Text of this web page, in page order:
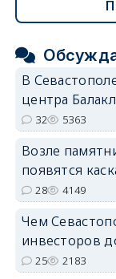
В
центра
32 5363
Возле
появятся
28 4149
Чем
инвесторов
25 2183